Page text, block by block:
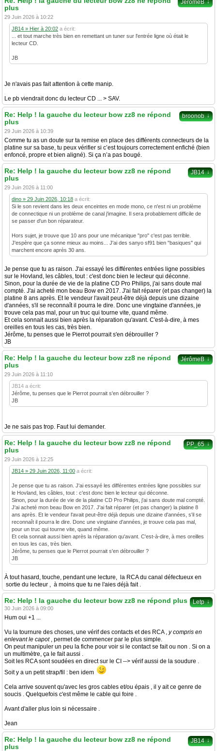
JérômeB ↓
plus
29 Juin 2026 à 10:22
JB14 » Hier à 20:02 a écrit:
... et tout marche très bien en remettant un tuner sur l'entrée ligne où était le
lecteur CD.
JB
Je n'avais pas fait attention à cette manip.
Le pb viendrait donc du lecteur CD ... > SAV.
broonob ↓
Re: Help ! la gauche du lecteur bow zz8 ne répond
plus
29 Juin 2026 à 10:39
Comme tu as un doute sur ta remise en place des différents connecteurs de la
platine sur sa base, tu peux vérifier si c’est toujours correctement enfiché (bien
enfoncé, propre et bien aligné). Si ça n’a pas bougé.
JB14 ↓
Re: Help ! la gauche du lecteur bow zz8 ne répond
plus
29 Juin 2026 à 11:00
dino » 29 Juin 2026, 10:18 a écrit:
Si le son revient dans les deux enceintes en mode mono, ce n'est ni un problème
de connectique ni un problème de canal j'imagine. Il sera probablement difficile de
se passer d'un bon réparateur.
Hors sujet, je trouve que 10 ans pour une mécanique "pro" c'est pas terrible.
J'espère que ça sonne mieux au moins... J'ai des sanyo sf91 bien "basiques" qui
marchent encore après 30 ans.
Je pense que tu as raison. J'ai essayé les différentes entrées ligne possibles
sur le Hovland, les câbles, tout : c'est donc bien le lecteur qui déconne.
Sinon, pour la durée de vie de la platine CD Pro Philips, j'ai sans doute mal
compté. J'ai acheté mon beau Bow en 2017. J'ai fait réparer (et pas changer) la
platine 8 ans après. Et le vendeur l'avait peut-être déjà depuis une dizaine
d'années, s'il se reconnaît il pourra le dire. Donc une vingtaine d'années, je
trouve cela pas mal, pour un truc qui tourne vite, quand même.
Et cela sonnait aussi bien après la réparation qu'avant. C'est-à-dire, à mes
oreilles en tous les cas, très bien.
Jérôme, tu penses que le Pierrot pourrait s'en débrouiller ?
JB
JérômeB ↓
Re: Help ! la gauche du lecteur bow zz8 ne répond
plus
29 Juin 2026 à 11:10
JB14 a écrit:
Jérôme, tu penses que le Pierrot pourrait s'en débrouiller ?
JB
Je ne sais pas trop. Faut lui demander.
PP_65 ↓
Re: Help ! la gauche du lecteur bow zz8 ne répond
plus
29 Juin 2026 à 12:25
JB14 » 29 Juin 2026, 11:00 a écrit:
Je pense que tu as raison. J'ai essayé les différentes entrées ligne possibles sur
le Hovland, les câbles, tout : c'est donc bien le lecteur qui déconne.
Sinon, pour la durée de vie de la platine CD Pro Philips, j'ai sans doute mal compté.
J'ai acheté mon beau Bow en 2017. J'ai fait réparer (et pas changer) la platine 8
ans après. Et le vendeur l'avait peut-être déjà depuis une dizaine d'années, s'il se
reconnaît il pourra le dire. Donc une vingtaine d'années, je trouve cela pas mal,
pour un truc qui tourne vite, quand même.
Et cela sonnait aussi bien après la réparation qu'avant. C'est-à-dire, à mes oreilles
en tous les cas, très bien.
Jérôme, tu penses que le Pierrot pourrait s'en débrouiller ?
JB
À tout hasard, touche, pendant une lecture, la RCA du canal défectueux en
sortie du lecteur , à moins que tu ne l'aies déjà fait .
Letp ↓
Re: Help ! la gauche du lecteur bow zz8 ne répond plus
30 Juin 2026 à 09:00
Hum oui +1 ...
Vu la tournure des choses, une vérif des contacts et des RCA , y compris en
enlevant le capot , permet de commencer par le plus simple.
On peut manipuler un peu la fiche pour voir si le contact se fait ou non . Si on a
un multimètre, ça le fait aussi .
Soit les RCA sont soudées en direct sur le CI --> vérif aussi de la soudure .
Soit y a un petit strap/fil : ben idem
Cela arrive souvent qu'avec les gros cables et/ou épais , il y ait ce genre de
soucis . Quelquefois c'est même le cable qui foire .
Avant d'aller plus loin si nécessaire .
Jean
JB14 ↓
Re: Help ! la gauche du lecteur bow zz8 ne répond
plus